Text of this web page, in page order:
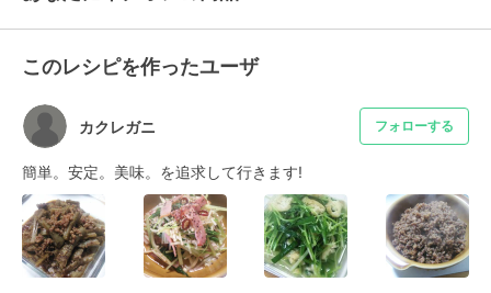
このレシピを作ったユーザ
カクレガニ フォローする
簡単。安定。美味。を追求して行きます!